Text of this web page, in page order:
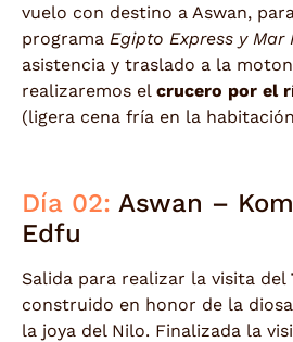
vuelo con destino a Aswan,
programa Egipto Express y Mar
asistencia y traslado a la
realizaremos el crucero por el
(ligera cena fría en la
Día 02: Aswan –
Edfu
Salida para realizar la visita del
construido en honor de la
la joya del Nilo. Finalizada la